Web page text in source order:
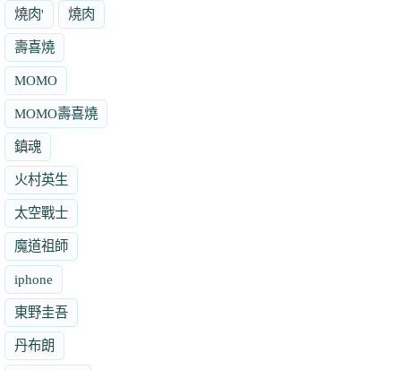
燒肉' 燒肉
壽喜燒
MOMO
MOMO壽喜燒
鎮魂
火村英生
太空戰士
魔道祖師
iphone
東野圭吾
丹布朗